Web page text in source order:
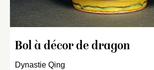
Bol à décor de dragon
Dynastie Qing